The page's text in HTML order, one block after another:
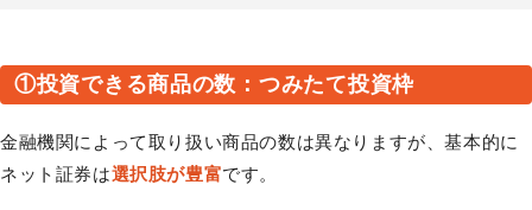
①投資できる商品の数：つみたて投資枠
金融機関によって取り扱い商品の数は異なりますが、基本的に
ネット証券は選択肢が豊富です。